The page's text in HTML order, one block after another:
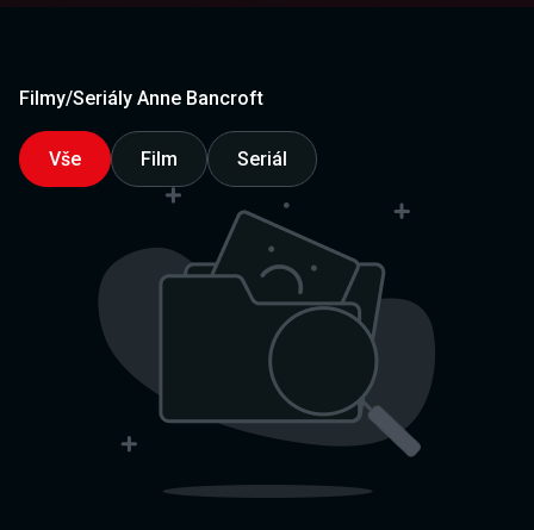
Filmy/Seriály Anne Bancroft
Vše Film Seriál